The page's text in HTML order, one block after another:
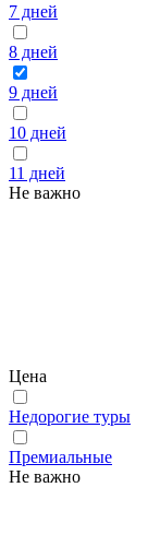
7 дней
8 дней
9 дней
10 дней
11 дней
Не важно
Цена
Недорогие туры
Премиальные
Не важно